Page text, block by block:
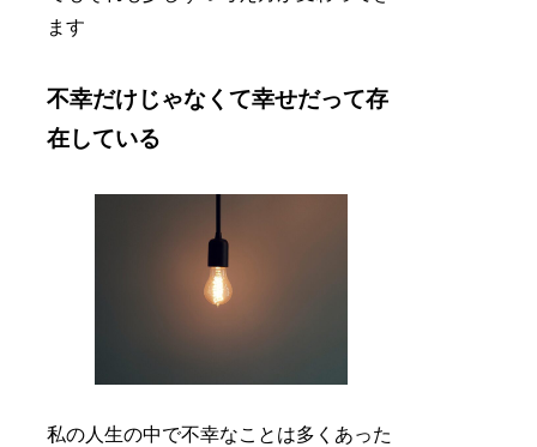
ます
不幸だけじゃなくて幸せだって存
在している
私の人生の中で不幸なことは多くあった